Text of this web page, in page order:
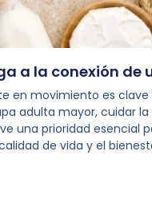
a la conexión de
en movimiento es clave
adulta mayor, cuidar
una prioridad esencial
de vida y el